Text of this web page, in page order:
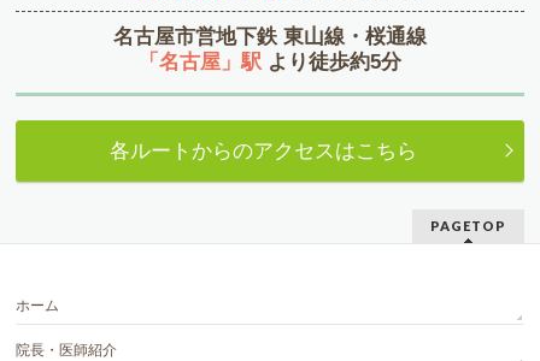
名古屋市営地下鉄 東山線・桜通線
「名古屋」駅より徒歩約5分
各ルートからのアクセスはこちら
PAGETOP
ホーム
院長・医師紹介